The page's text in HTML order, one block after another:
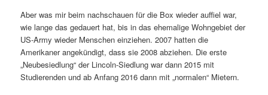
Aber was mir beim nachschauen für die Box wieder auffiel war,
wie lange das gedauert hat, bis in das ehemalige Wohngebiet der
US-Army wieder Menschen einziehen. 2007 hatten die
Amerikaner angekündigt, dass sie 2008 abziehen. Die erste
„Neubesiedlung“ der Lincoln-Siedlung war dann 2015 mit
Studierenden und ab Anfang 2016 dann mit „normalen“ Mietern.